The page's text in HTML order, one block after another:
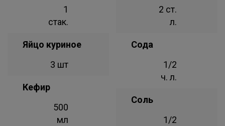
1
стак.
Яйцо куриное
3 шт
Кефир
500
мл
2 ст.
л.
Сода
1/2
ч. л.
Соль
1/2